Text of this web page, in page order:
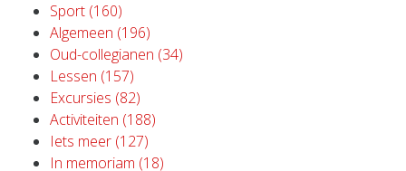
Sport (160)
Algemeen (196)
Oud-collegianen (34)
Lessen (157)
Excursies (82)
Activiteiten (188)
Iets meer (127)
In memoriam (18)